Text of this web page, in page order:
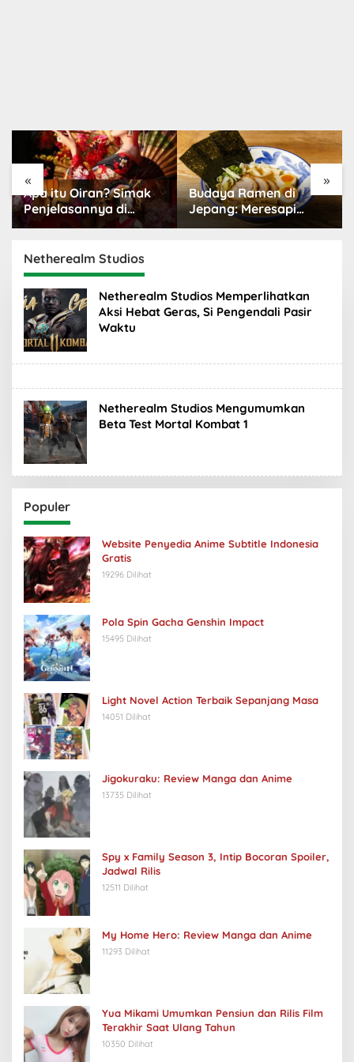
« »
Budaya Ramen di
Jepang: Meresapi
Tradisi Lezat
Budaya Kawaii Jepang:
Dunia Menggemaskan
yang Populer
Netherealm Studios
Netherealm Studios Memperlihatkan
Aksi Hebat Geras, Si Pengendali Pasir
Waktu
Netherealm Studios Mengumumkan
Beta Test Mortal Kombat 1
Populer
Website Penyedia Anime Subtitle Indonesia
Gratis
19296 Dilihat
Pola Spin Gacha Genshin Impact
15495 Dilihat
Light Novel Action Terbaik Sepanjang Masa
14051 Dilihat
Jigokuraku: Review Manga dan Anime
13735 Dilihat
Spy x Family Season 3, Intip Bocoran Spoiler,
Jadwal Rilis
12511 Dilihat
My Home Hero: Review Manga dan Anime
11293 Dilihat
Yua Mikami Umumkan Pensiun dan Rilis Film
Terakhir Saat Ulang Tahun
10350 Dilihat